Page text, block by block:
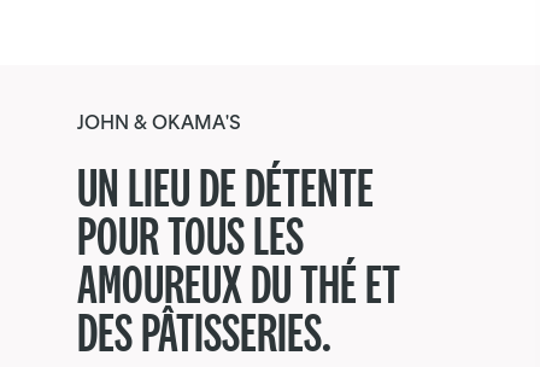
JOHN & OKAMA'S
UN LIEU DE DÉTENTE
POUR TOUS LES
AMOUREUX DU THÉ ET
DES PÂTISSERIES.